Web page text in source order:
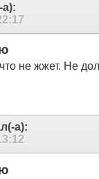
а):
не жжет. Не
а):